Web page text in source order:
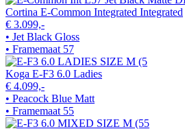
Cortina E-Common Integrated Integrated
€ 3.099,-
• Jet Black Gloss
• Framemaat 57
Koga E-F3 6.0 Ladies
€ 4.099,-
• Peacock Blue Matt
• Framemaat 55